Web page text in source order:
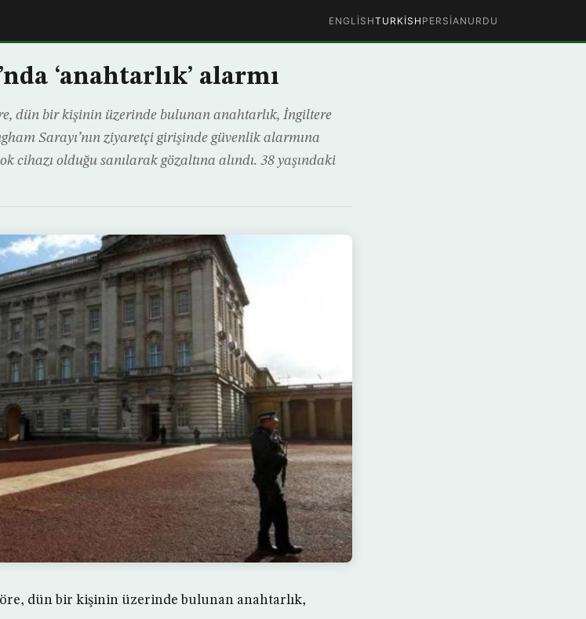
ENGLISHTURKISH PERSIAN URDU
‘anahtarlık’ alarmı
dün bir kişinin üzerinde bulunan anahtarlık, İngiltere
Sarayı’nın ziyaretçi girişinde güvenlik alarmına
cihazı olduğu sanılarak gözaltına alındı. 38 yaşındaki
dün bir kişinin üzerinde bulunan anahtarlık,